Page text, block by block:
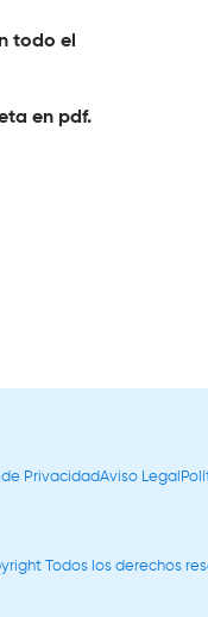
todo el
en pdf.
PrivacidadAviso Legal
Todos los derechos